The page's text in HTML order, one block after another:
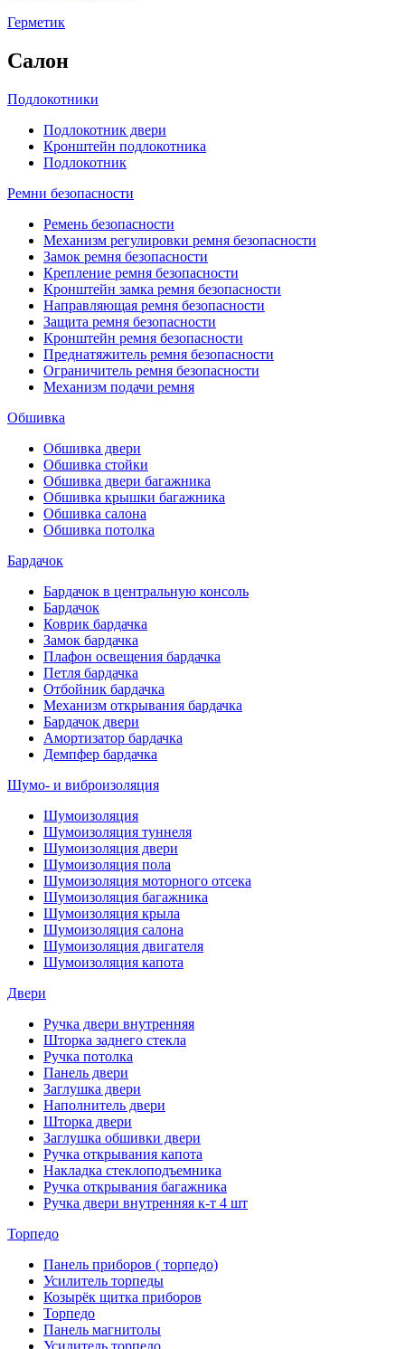
Герметик
Салон
Подлокотники
Подлокотник двери
Кронштейн подлокотника
Подлокотник
Ремни безопасности
Ремень безопасности
Механизм регулировки ремня безопасности
Замок ремня безопасности
Крепление ремня безопасности
Кронштейн замка ремня безопасности
Направляющая ремня безопасности
Защита ремня безопасности
Кронштейн ремня безопасности
Преднатяжитель ремня безопасности
Ограничитель ремня безопасности
Механизм подачи ремня
Обшивка
Обшивка двери
Обшивка стойки
Обшивка двери багажника
Обшивка крышки багажника
Обшивка салона
Обшивка потолка
Бардачок
Бардачок в центральную консоль
Бардачок
Коврик бардачка
Замок бардачка
Плафон освещения бардачка
Петля бардачка
Отбойник бардачка
Механизм открывания бардачка
Бардачок двери
Амортизатор бардачка
Демпфер бардачка
Шумо- и виброизоляция
Шумоизоляция
Шумоизоляция туннеля
Шумоизоляция двери
Шумоизоляция пола
Шумоизоляция моторного отсека
Шумоизоляция багажника
Шумоизоляция крыла
Шумоизоляция салона
Шумоизоляция двигателя
Шумоизоляция капота
Двери
Ручка двери внутренняя
Шторка заднего стекла
Ручка потолка
Панель двери
Заглушка двери
Наполнитель двери
Шторка двери
Заглушка обшивки двери
Ручка открывания капота
Накладка стеклоподъемника
Ручка открывания багажника
Ручка двери внутренняя к-т 4 шт
Торпедо
Панель приборов ( торпедо)
Усилитель торпеды
Козырёк щитка приборов
Торпедо
Панель магнитолы
Усилитель торпедо